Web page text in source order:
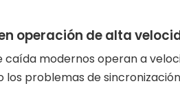
operación de alta
caída modernos operan a
los problemas de